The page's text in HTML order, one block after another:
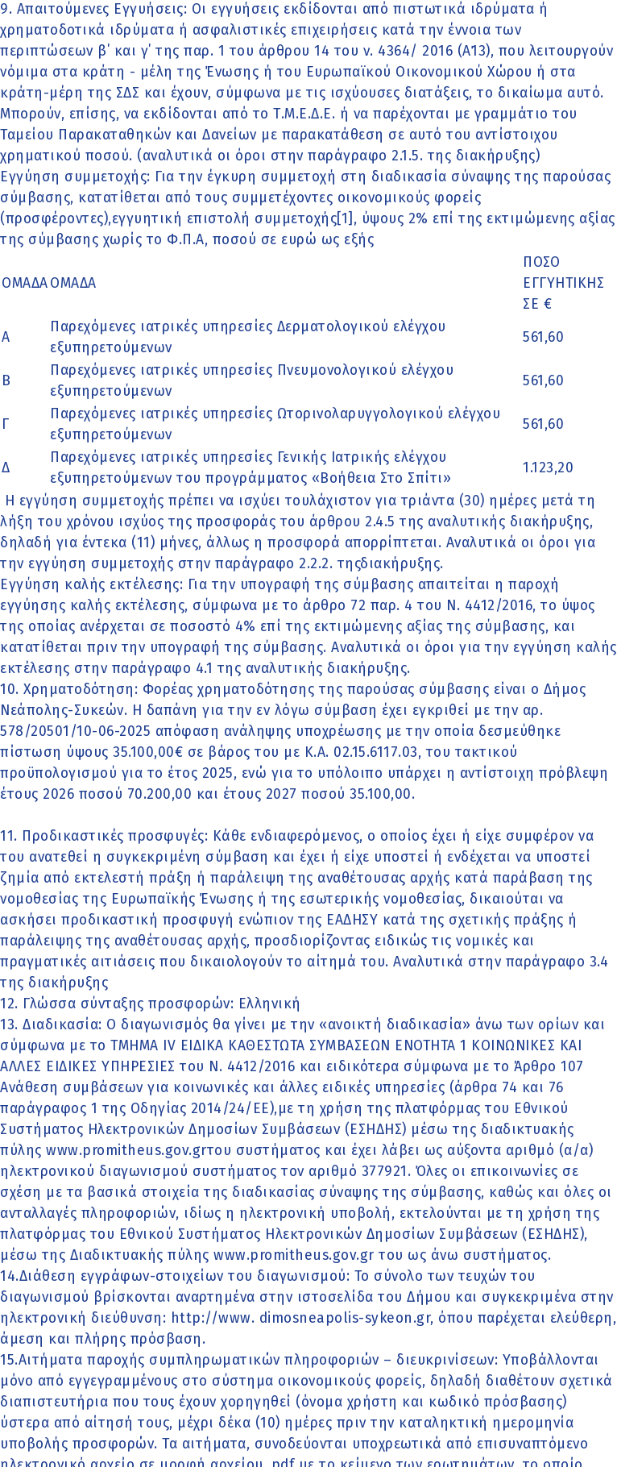
9. Απαιτούμενες Εγγυήσεις: Οι εγγυήσεις εκδίδονται από πιστωτικά ιδρύματα ή
χρηματοδοτικά ιδρύματα ή ασφαλιστικές επιχειρήσεις κατά την έννοια των
περιπτώσεων β΄ και γ΄ της παρ. 1 του άρθρου 14 του ν. 4364/ 2016 (Α΄13), που λειτουργούν
νόμιμα στα κράτη - μέλη της Ένωσης ή του Ευρωπαϊκού Οικονομικού Χώρου ή στα
κράτη-μέρη της ΣΔΣ και έχουν, σύμφωνα με τις ισχύουσες διατάξεις, το δικαίωμα αυτό.
Μπορούν, επίσης, να εκδίδονται από το Τ.Μ.Ε.Δ.Ε. ή να παρέχονται με γραμμάτιο του
Ταμείου Παρακαταθηκών και Δανείων με παρακατάθεση σε αυτό του αντίστοιχου
χρηματικού ποσού. (αναλυτικά οι όροι στην παράγραφο 2.1.5. της διακήρυξης)
Εγγύηση συμμετοχής: Για την έγκυρη συμμετοχή στη διαδικασία σύναψης της παρούσας
σύμβασης, κατατίθεται από τους συμμετέχοντες οικονομικούς φορείς
(προσφέροντες),εγγυητική επιστολή συμμετοχής[1], ύψους 2% επί της εκτιμώμενης αξίας
της σύμβασης χωρίς το Φ.Π.Α, ποσού σε ευρώ ως εξής
ΟΜΑΔΑΟΜΑΔΑ
ΠΟΣΟ
ΕΓΓΥΗΤΙΚΗΣ
ΣΕ €
Α
Παρεχόμενες ιατρικές υπηρεσίες Δερματολογικού ελέγχου
εξυπηρετούμενων
561,60
Β
Παρεχόμενες ιατρικές υπηρεσίες Πνευμονολογικού ελέγχου
εξυπηρετούμενων
561,60
Γ
Παρεχόμενες ιατρικές υπηρεσίες Ωτορινολαρυγγολογικού ελέγχου
εξυπηρετούμενων
561,60
Δ
Παρεχόμενες ιατρικές υπηρεσίες Γενικής Ιατρικής ελέγχου
εξυπηρετούμενων του προγράμματος «Βοήθεια Στο Σπίτι»
1.123,20
Η εγγύηση συμμετοχής πρέπει να ισχύει τουλάχιστον για τριάντα (30) ημέρες μετά τη
λήξη του χρόνου ισχύος της προσφοράς του άρθρου 2.4.5 της αναλυτικής διακήρυξης,
δηλαδή για έντεκα (11) μήνες, άλλως η προσφορά απορρίπτεται. Αναλυτικά οι όροι για
την εγγύηση συμμετοχής στην παράγραφο 2.2.2. τηςδιακήρυξης.
Εγγύηση καλής εκτέλεσης: Για την υπογραφή της σύμβασης απαιτείται η παροχή
εγγύησης καλής εκτέλεσης, σύμφωνα με το άρθρο 72 παρ. 4 του Ν. 4412/2016, το ύψος
της οποίας ανέρχεται σε ποσοστό 4% επί της εκτιμώμενης αξίας της σύμβασης, και
κατατίθεται πριν την υπογραφή της σύμβασης. Αναλυτικά οι όροι για την εγγύηση καλής
εκτέλεσης στην παράγραφο 4.1 της αναλυτικής διακήρυξης.
10. Χρηματοδότηση: Φορέας χρηματοδότησης της παρούσας σύμβασης είναι ο Δήμος
Νεάπολης-Συκεών. Η δαπάνη για την εν λόγω σύμβαση έχει εγκριθεί με την αρ.
578/20501/10-06-2025 απόφαση ανάληψης υποχρέωσης με την οποία δεσμεύθηκε
πίστωση ύψους 35.100,00€ σε βάρος του με Κ.Α. 02.15.6117.03, του τακτικού
προϋπολογισμού για το έτος 2025, ενώ για το υπόλοιπο υπάρχει η αντίστοιχη πρόβλεψη
έτους 2026 ποσού 70.200,00 και έτους 2027 ποσού 35.100,00.
11. Προδικαστικές προσφυγές: Κάθε ενδιαφερόμενος, ο οποίος έχει ή είχε συμφέρον να
του ανατεθεί η συγκεκριμένη σύμβαση και έχει ή είχε υποστεί ή ενδέχεται να υποστεί
ζημία από εκτελεστή πράξη ή παράλειψη της αναθέτουσας αρχής κατά παράβαση της
νομοθεσίας της Ευρωπαϊκής Ένωσης ή της εσωτερικής νομοθεσίας, δικαιούται να
ασκήσει προδικαστική προσφυγή ενώπιον της ΕΑΔΗΣΥ κατά της σχετικής πράξης ή
παράλειψης της αναθέτουσας αρχής, προσδιορίζοντας ειδικώς τις νομικές και
πραγματικές αιτιάσεις που δικαιολογούν το αίτημά του. Αναλυτικά στην παράγραφο 3.4
της διακήρυξης
12. Γλώσσα σύνταξης προσφορών: Ελληνική
13. Διαδικασία: Ο διαγωνισμός θα γίνει με την «ανοικτή διαδικασία» άνω των ορίων και
σύμφωνα με το ΤΜΗΜΑ IV ΕΙΔΙΚΑ ΚΑΘΕΣΤΩΤΑ ΣΥΜΒΑΣΕΩΝ ΕΝΟΤΗΤΑ 1 ΚΟΙΝΩΝΙΚΕΣ ΚΑΙ
ΑΛΛΕΣ ΕΙΔΙΚΕΣ ΥΠΗΡΕΣΙΕΣ του Ν. 4412/2016 και ειδικότερα σύμφωνα με το Άρθρο 107
Ανάθεση συμβάσεων για κοινωνικές και άλλες ειδικές υπηρεσίες (άρθρα 74 και 76
παράγραφος 1 της Οδηγίας 2014/24/ΕΕ),με τη χρήση της πλατφόρμας του Εθνικού
Συστήματος Ηλεκτρονικών Δημοσίων Συμβάσεων (ΕΣΗΔΗΣ) μέσω της διαδικτυακής
πύλης www.promitheus.gov.grτου συστήματος και έχει λάβει ως αύξοντα αριθμό (α/α)
ηλεκτρονικού διαγωνισμού συστήματος τον αριθµό 377921. Όλες οι επικοινωνίες σε
σχέση με τα βασικά στοιχεία της διαδικασίας σύναψης της σύμβασης, καθώς και όλες οι
ανταλλαγές πληροφοριών, ιδίως η ηλεκτρονική υποβολή, εκτελούνται με τη χρήση της
πλατφόρμας του Εθνικού Συστήματος Ηλεκτρονικών Δημοσίων Συμβάσεων (ΕΣΗΔΗΣ),
μέσω της Διαδικτυακής πύλης www.promitheus.gov.gr του ως άνω συστήματος.
14.Διάθεση εγγράφων-στοιχείων του διαγωνισμού: Το σύνολο των τευχών του
διαγωνισμού βρίσκονται αναρτημένα στην ιστοσελίδα του Δήμου και συγκεκριμένα στην
ηλεκτρονική διεύθυνση: http://www. dimosneapolis-sykeon.gr, όπου παρέχεται ελεύθερη,
άμεση και πλήρης πρόσβαση.
15.Αιτήματα παροχής συμπληρωματικών πληροφοριών – διευκρινίσεων: Υποβάλλονται
μόνο από εγγεγραμμένους στο σύστημα οικονομικούς φορείς, δηλαδή διαθέτουν σχετικά
διαπιστευτήρια που τους έχουν χορηγηθεί (όνομα χρήστη και κωδικό πρόσβασης)
ύστερα από αίτησή τους, μέχρι δέκα (10) ημέρες πριν την καταληκτική ημερομηνία
υποβολής προσφορών. Τα αιτήματα, συνοδεύονται υποχρεωτικά από επισυναπτόμενο